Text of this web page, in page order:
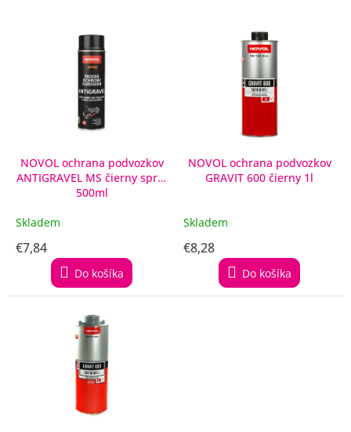
o
NOVOL ochrana podvozkov
ANTIGRAVEL MS čierny sprej
500ml
Skladem
€7,84
Do košíka
NOVOL ochrana podvozkov
GRAVIT 600 čierny 1l
Skladem
€8,28
Do košíka